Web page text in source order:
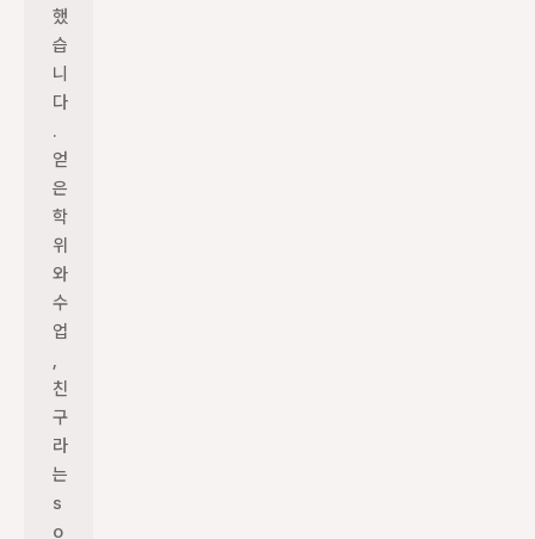
했
습
니
다
.
얻
은
학
위
와
수
업
,
친
구
라
는
s
o